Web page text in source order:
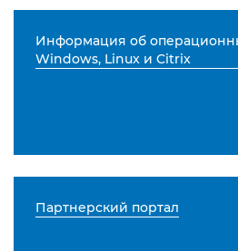
Информация об
Windows, Linux и Citrix
Партнерский портал